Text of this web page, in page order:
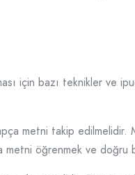
için bazı teknikler ve
metni takip
öğrenmek ve doğru